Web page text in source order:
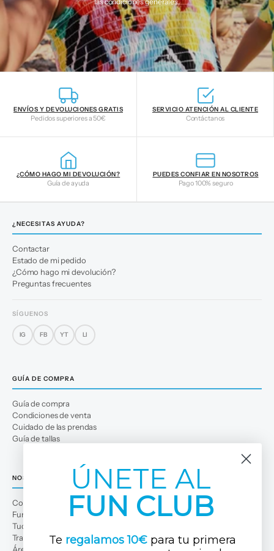
ENVÍOS Y DEVOLUCIONES GRATIS
Pedidos superiores a 50€
SERVICIO ATENCIÓN AL CLIENTE
Contáctanos
¿CÓMO HAGO MI DEVOLUCIÓN?
Guía de ayuda
PUEDES CONFIAR EN NOSOTROS
Pago 100% seguro
¿NECESITAS AYUDA?
Contactar
Estado de mi pedido
¿Cómo hago mi devolución?
Preguntas frecuentes
SÍGUENOS
IG FB YT LI
GUÍA DE COMPRA
Guía de compra
Condiciones de venta
Cuidado de las prendas
Guía de tallas
NOSOTROS
Conócenos
Fun Club
Tuc Tuc Planet
Trabaja con nosotros
Área profesional
ÚNETE AL
FUN CLUB
Te regalamos 10€ para tu primera